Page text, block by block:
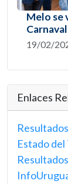
Melo se
Carnaval
19/02/
Enlaces
Estado